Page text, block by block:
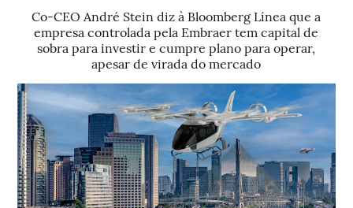
Co-CEO André Stein diz à Bloomberg Línea que a
empresa controlada pela Embraer tem capital de
sobra para investir e cumpre plano para operar,
apesar de virada do mercado